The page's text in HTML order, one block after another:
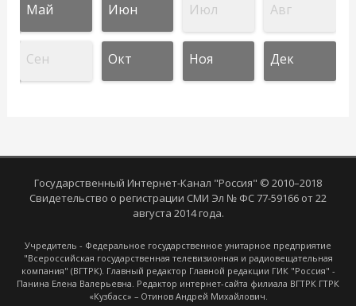
Май Июн Июл Авг
Сен Окт Ноя Дек
Государственный Интернет-Канал "Россия" © 2010–2018
Свидетельство о регистрации СМИ Эл № ФС 77-59166 от 22
августа 2014 года.
Учредитель - Федеральное государственное унитарное предприятие
"Всероссийская государственная телевизионная и радиовещательная
компания" (ВГТРК). Главный редактор Главной редакции ГИК "Россия" -
Панина Елена Валерьевна. Редактор интернет-сайта филиала ВГТРК ГТРК
«Кузбасс» – Отинов Андрей Михайлович.